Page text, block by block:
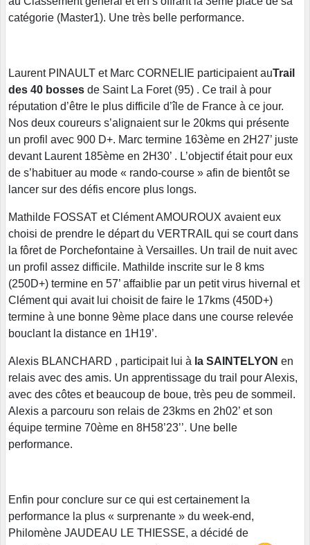
catégorie (Master1). Une très belle performance.
Laurent PINAULT et Marc CORNELIE participaient auTrail
des 40 bosses de Saint La Foret (95) . Ce trail à pour
réputation d’être le plus difficile d’île de France à ce jour.
Nos deux coureurs s’alignaient sur le 20kms qui présente
un profil avec 900 D+. Marc termine 163ème en 2H27’ juste
devant Laurent 185ème en 2H30’ . L’objectif était pour eux
de s’habituer au mode « rando-course » afin de bientôt se
lancer sur des défis encore plus longs.
Mathilde FOSSAT et Clément AMOUROUX avaient eux
choisi de prendre le départ du VERTRAIL qui se court dans
la fôret de Porchefontaine à Versailles. Un trail de nuit avec
un profil assez difficile. Mathilde inscrite sur le 8 kms
(250D+) termine en 57’ affaiblie par un petit virus hivernal et
Clément qui avait lui choisit de faire le 17kms (450D+)
termine à une bonne 9ème place dans une course relevée
bouclant la distance en 1H19’.
Alexis BLANCHARD , participait lui à la SAINTELYON en
relais avec des amis. Un apprentissage du trail pour Alexis,
avec des côtes et beaucoup de boue, très peu de sommeil.
Alexis a parcouru son relais de 23kms en 2h02’ et son
équipe termine 70ème en 8H58’23’’. Une belle
performance.
Enfin pour conclure sur ce qui est certainement la
performance la plus « surprenante » du week-end,
Philomène JAUDEAU LE THIESSE, a décidé de